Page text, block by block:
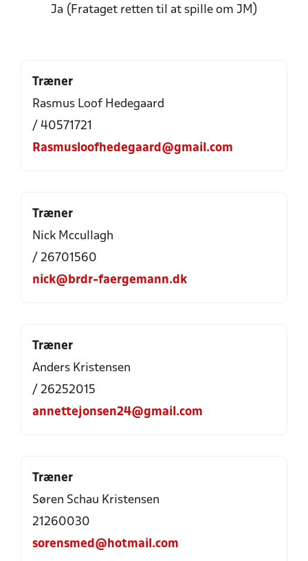
Ja (Frataget retten til at spille om JM)
Træner
Rasmus Loof Hedegaard
/ 40571721
Rasmusloofhedegaard@gmail.com
Træner
Nick Mccullagh
/ 26701560
nick@brdr-faergemann.dk
Træner
Anders Kristensen
/ 26252015
annettejonsen24@gmail.com
Træner
Søren Schau Kristensen
21260030
sorensmed@hotmail.com